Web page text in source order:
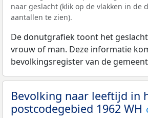
naar geslacht (klik op de vlakken in de
aantallen te zien).
De donutgrafiek toont het
vrouw of man. Deze informatie
bevolkingsregister van de
Bevolking naar leeftijd in
postcodegebied 1962 WH